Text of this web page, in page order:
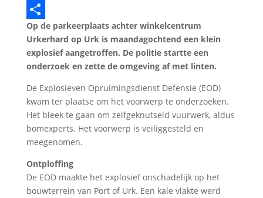
Email
Delen
Op de parkeerplaats achter winkelcentrum
Urkerhard op Urk is maandagochtend een klein
explosief aangetroffen. De politie startte een
onderzoek en zette de omgeving af met linten.
De Explosieven Opruimingsdienst Defensie (EOD)
kwam ter plaatse om het voorwerp te onderzoeken.
Het bleek te gaan om zelfgeknutseld vuurwerk, aldus
bomexperts. Het voorwerp is veiliggesteld en
meegenomen.
Ontploffing
De EOD maakte het explosief onschadelijk op het
bouwterrein van Port of Urk. Een kale vlakte werd